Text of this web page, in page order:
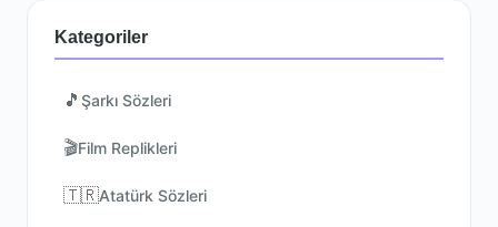
Kategoriler
🎵 Şarkı Sözleri
🎬Film Replikleri
🇹🇷Atatürk Sözleri